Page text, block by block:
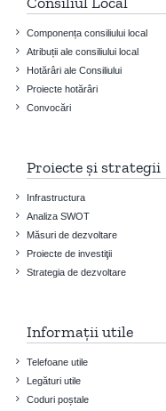
Componența consiliului local
Atribuții ale consiliului local
Hotărâri ale Consiliului
Proiecte hotărâri
Convocări
Proiecte și strategii
Infrastructura
Analiza SWOT
Măsuri de dezvoltare
Proiecte de investiţii
Strategia de dezvoltare
Informații utile
Telefoane utile
Legături utile
Coduri poștale